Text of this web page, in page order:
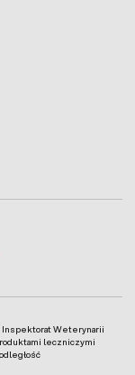
Inspektorat Weterynarii
leczniczymi